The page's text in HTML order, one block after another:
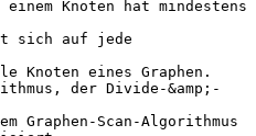
Knoten hat mindestens
sich auf jede
Knoten eines Graphen.
der Divide-&amp;-
Graphen-Scan-Algorithmus